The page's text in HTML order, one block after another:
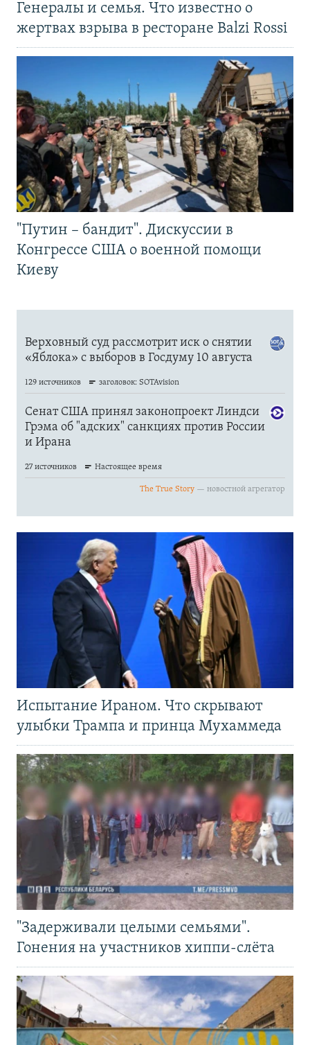
Генералы и семья. Что известно о
жертвах взрыва в ресторане Balzi Rossi
"Путин – бандит". Дискуссии в
Конгрессе США о военной помощи
Киеву
Испытание Ираном. Что скрывают
улыбки Трампа и принца Мухаммеда
"Задерживали целыми семьями".
Гонения на участников хиппи-слёта